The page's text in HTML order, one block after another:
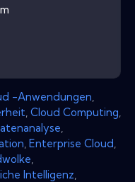
-Anwendungen
Cloud Computing
Enterprise Cloud
Intelligenz